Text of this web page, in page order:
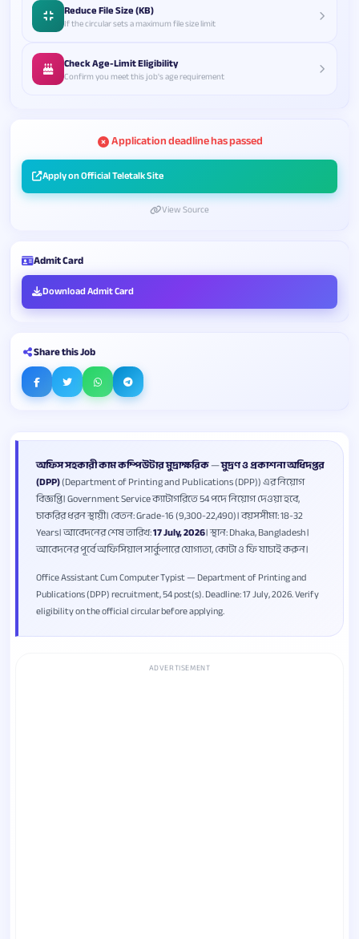
অফিস সহকারী কাম কম্পিউটার মুদ্রাক্ষরিক—মুদ্রণ ও প্রকাশনা অধিদপ্তর
(DPP)(Department of Printing and Publications (DPP)) এর নিয়োগ
বিজ্ঞপ্তি। Government Service ক্যাটাগরিতে 54 পদে নিয়োগ দেওয়া হবে,
চাকরির ধরন স্থায়ী। বেতন: Grade-16 (9,300-22,490)। বয়সসীমা: 18-32
Years। আবেদনের শেষ তারিখ:17 July, 2026। স্থান: Dhaka, Bangladesh।
আবেদনের পূর্বে অফিসিয়াল সার্কুলারে যোগ্যতা, কোটা ও ফি যাচাই করুন।
Office Assistant Cum Computer Typist — Department of Printing and
Publications (DPP) recruitment, 54 post(s). Deadline: 17 July, 2026. Verify
eligibility on the official circular before applying.
ADVERTISEMENT
Reduce File Size (KB)
If the circular sets a maximum file size limit
Check Age-Limit Eligibility
Confirm you meet this job's age requirement
Application deadline has passed
Apply on Official Teletalk Site
View Source
Admit Card
Download Admit Card
Share this Job